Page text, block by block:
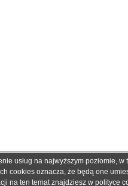
i zostały użyte wyłącznie w
braków lub błędów, które
przed podjęciem decyzji o
usług na najwyższym poziomie,
cookies oznacza, że będą one
na ten temat znajdziesz w polityce